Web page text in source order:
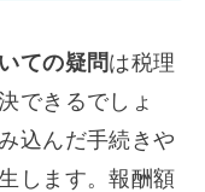
ての疑問は税理
できるでしょ
込んだ手続きや
します。報酬額